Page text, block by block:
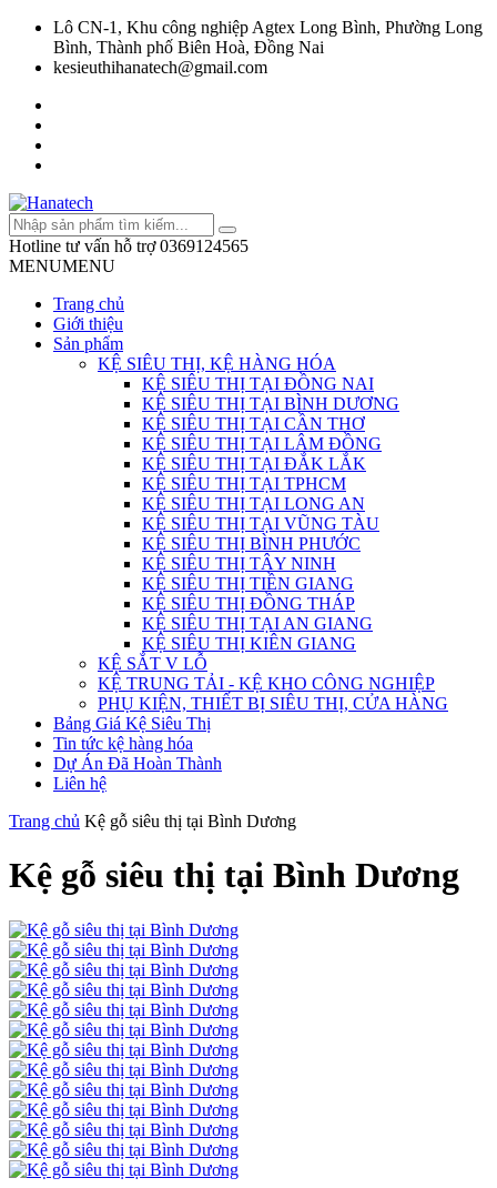
Lô CN-1, Khu công nghiệp Agtex Long Bình, Phường Long
Bình, Thành phố Biên Hoà, Đồng Nai
kesieuthihanatech@gmail.com
Hotline tư vấn hỗ trợ 0369124565
MENUMENU
Trang chủ
Giới thiệu
Sản phẩm
KỆ SIÊU THỊ, KỆ HÀNG HÓA
KỆ SIÊU THỊ TẠI ĐỒNG NAI
KỆ SIÊU THỊ TẠI BÌNH DƯƠNG
KỆ SIÊU THỊ TẠI CẦN THƠ
KỆ SIÊU THỊ TẠI LÂM ĐỒNG
KỆ SIÊU THỊ TẠI ĐẮK LẮK
KỆ SIÊU THỊ TẠI TPHCM
KỆ SIÊU THỊ TẠI LONG AN
KỆ SIÊU THỊ TẠI VŨNG TÀU
KỆ SIÊU THỊ BÌNH PHƯỚC
KỆ SIÊU THỊ TÂY NINH
KỆ SIÊU THỊ TIỀN GIANG
KỆ SIÊU THỊ ĐỒNG THÁP
KỆ SIÊU THỊ TẠI AN GIANG
KỆ SIÊU THỊ KIÊN GIANG
KỆ SẮT V LỖ
KỆ TRUNG TẢI - KỆ KHO CÔNG NGHIỆP
PHỤ KIỆN, THIẾT BỊ SIÊU THỊ, CỬA HÀNG
Bảng Giá Kệ Siêu Thị
Tin tức kệ hàng hóa
Dự Án Đã Hoàn Thành
Liên hệ
Trang chủ Kệ gỗ siêu thị tại Bình Dương
Kệ gỗ siêu thị tại Bình Dương